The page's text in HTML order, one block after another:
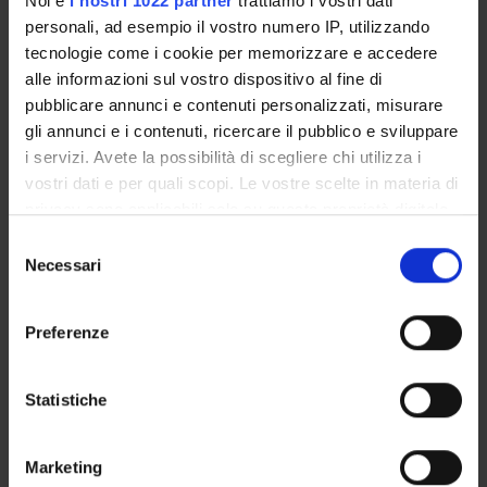
personali, ad esempio il vostro numero IP, utilizzando
tecnologie come i cookie per memorizzare e accedere
alle informazioni sul vostro dispositivo al fine di
pubblicare annunci e contenuti personalizzati, misurare
gli annunci e i contenuti, ricercare il pubblico e sviluppare
i servizi. Avete la possibilità di scegliere chi utilizza i
vostri dati e per quali scopi. Le vostre scelte in materia di
modificare o revocare il proprio consenso in qualsiasi
momento dalla Dichiarazione sui cookie o facendo clic
raccogliere informazioni sulla tua posizione
geografica, con un'approssimazione di qualche
Identificare il tuo dispositivo, scansionandolo
delNecessari
Preferenze
Statistiche
Marketing
Silvano Montaldo
Università di Torino
Renato Fianco
COMPETENZE
ATTIVITÀ
AREE DI RICERCA